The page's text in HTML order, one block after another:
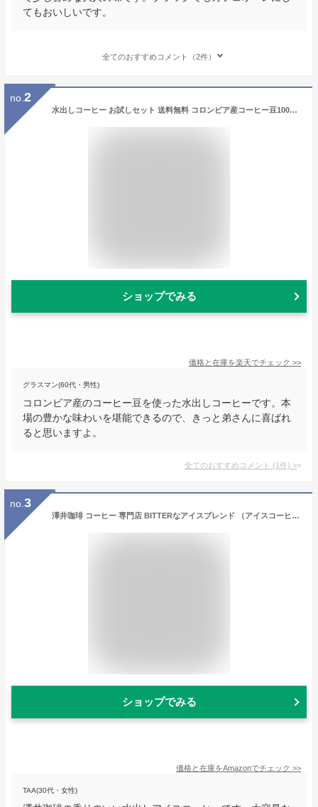
てもおいしいです。
全てのおすすめコメント（2件）
no. 2
水出しコーヒー お試しセット 送料無料 コロンビア産コーヒー豆100％水出しアイス珈琲 グアテマラ産珈琲豆100％水出しアイスコーヒー 計12 パック 水だしコーヒー 宅急便 水出し珈琲 水出しコーヒーパック スーパーセール
ショップでみる
価格と在庫を楽天でチェック >>
グラスマン(60代・男性)
コロンビア産のコーヒー豆を使った水出しコーヒーです。本
場の豊かな味わいを堪能できるので、きっと弟さんに喜ばれ
ると思いますよ。
全てのおすすめコメント (1件) >
no. 3
澤井珈琲 コーヒー 専門店 BITTERなアイスブレンド （アイスコーヒー 水出し珈琲用） セット 1.5kg (500g x 3) 150杯分 超大入り 【 中細挽き 】
ショップでみる
価格と在庫をAmazonでチェック >>
TAA(30代・女性)